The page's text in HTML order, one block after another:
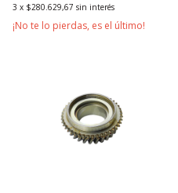
3 x $280.629,67 sin interés
¡No te lo pierdas, es el último!